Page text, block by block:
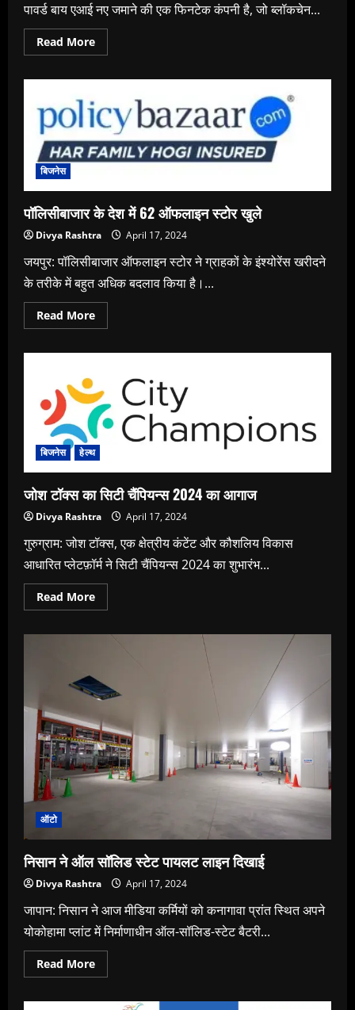
पावर्ड बाय एआई नए जमाने की एक फिनटेक कंपनी है, जो ब्लॉकचेन...
Read MoreRead
more
इकोसिस्टम
शुरू
बिजनेस
पॉलिसीबाजार के देश में 62 ऑफलाइन स्टोर खुले
Divya Rashtra April 17, 2024
जयपुर: पॉलिसीबाजार ऑफलाइन स्टोर ने ग्राहकों के इंश्योरेंस खरीदने
के तरीके में बहुत अधिक बदलाव किया है।...
Read MoreRead
more
62
ऑफलाइन
स्टोर
खुले
बिजनेस हेल्थ
जोश टॉक्स का सिटी चैंपियन्स 2024 का आगाज
Divya Rashtra April 17, 2024
गुरुग्राम: जोश टॉक्स, एक क्षेत्रीय कंटेंट और कौशलिय विकास
आधारित प्लेटफ़ॉर्म ने सिटी चैंपियन्स 2024 का शुभारंभ...
Read MoreRead
more
2024
का
ऑटो
निसान ने ऑल सॉलिड स्टेट पायलट लाइन दिखाई
Divya Rashtra April 17, 2024
जापान: निसान ने आज मीडिया कर्मियों को कनागावा प्रांत स्थित अपने
योकोहामा प्लांट में निर्माणाधीन ऑल-सॉलिड-स्टेट बैटरी...
Read MoreRead
more